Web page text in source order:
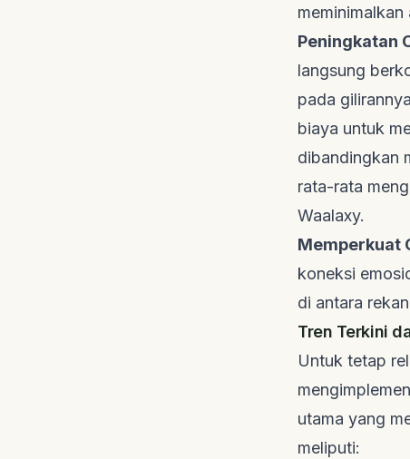
Peningkatan
langsung
pada
biaya untuk
dibandingkan
rata-rata
Waalaxy.
Memperkuat
koneksi
di antara
Tren Terkini
Untuk tetap
utama yang
meliputi: